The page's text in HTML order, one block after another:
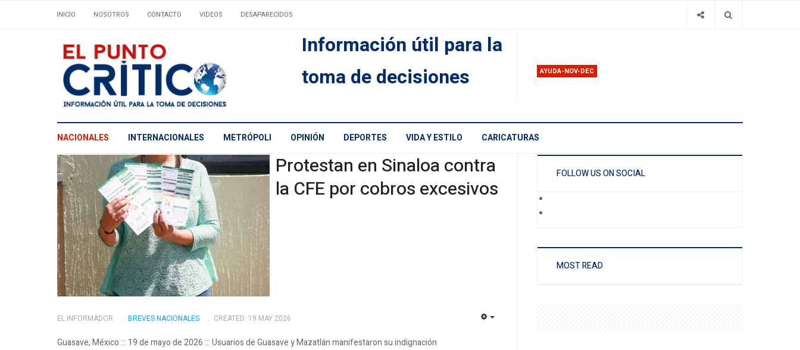
INICIO NOSOTROS CONTACTO VIDEOS DESAPARECIDOS
Información útil para la
toma de decisiones
AYUDA-NOV-DEC
NACIONALES INTERNACIONALES METRÓPOLI OPINIÓN DEPORTES VIDA Y ESTILO CARICATURAS
Protestan en Sinaloa contra
la CFE por cobros excesivos
EL INFORMADOR BREVES NACIONALES CREATED: 19 MAY 2026
Guasave, México ::: 19 de mayo de 2026 ::: Usuarios de Guasave y Mazatlán manifestaron su indignación
FOLLOW US ON SOCIAL
MOST READ